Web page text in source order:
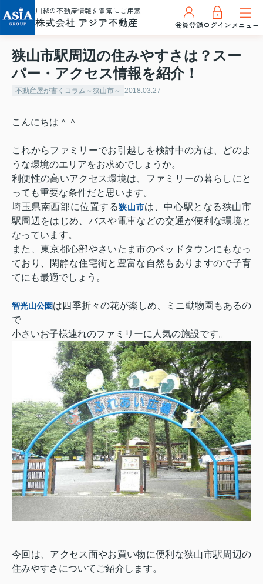
川越の不動産情報を豊富にご用意
株式会社 アジア不動産 会員登録ログインメニュー
狭山市駅周辺の住みやすさは？スー
パー・アクセス情報を紹介！
不動産屋が書くコラム～狭山市～ 2018.03.27
こんにちは＾＾
これからファミリーでお引越しを検討中の方は、どのよ
うな環境のエリアをお求めでしょうか。
利便性の高いアクセス環境は、ファミリーの暮らしにと
っても重要な条件だと思います。
埼玉県南西部に位置する狭山市は、中心駅となる狭山市
駅周辺をはじめ、バスや電車などの交通が便利な環境と
なっています。
また、東京都心部やさいたま市のベッドタウンにもなっ
ており、閑静な住宅街と豊富な自然もありますので子育
てにも最適でしょう。
智光山公園は四季折々の花が楽しめ、ミニ動物園もあるの
で
小さいお子様連れのファミリーに人気の施設です。
今回は、アクセス面やお買い物に便利な狭山市駅周辺の
住みやすさについてご紹介します。